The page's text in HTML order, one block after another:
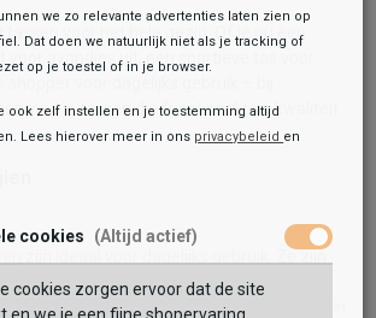
tassen voor het hele gezin. Of je nu een
voor avondjes uit, een sportieve tas voor
vind je tassen die functionaliteit, kwaliteit
genoeg ruimte voor al je essentials.
, Enrico BenettienRiekerstaan bekend om
we zo relevante advertenties laten zien op
Dat doen we natuurlijk niet als je tracking of
op je toestel of in je browser.
ook zelf instellen en je toestemming altijd
Lees hierover meer in ons privacybeleid en
cookies (Altijd actief)
cookies zorgen ervoor dat de site